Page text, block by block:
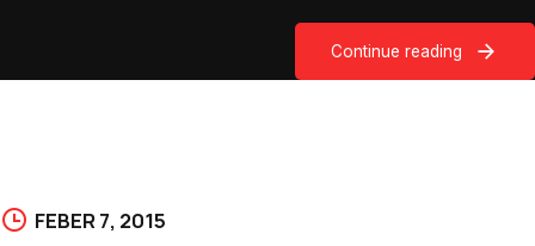
Continue reading
FEBER 7, 2015